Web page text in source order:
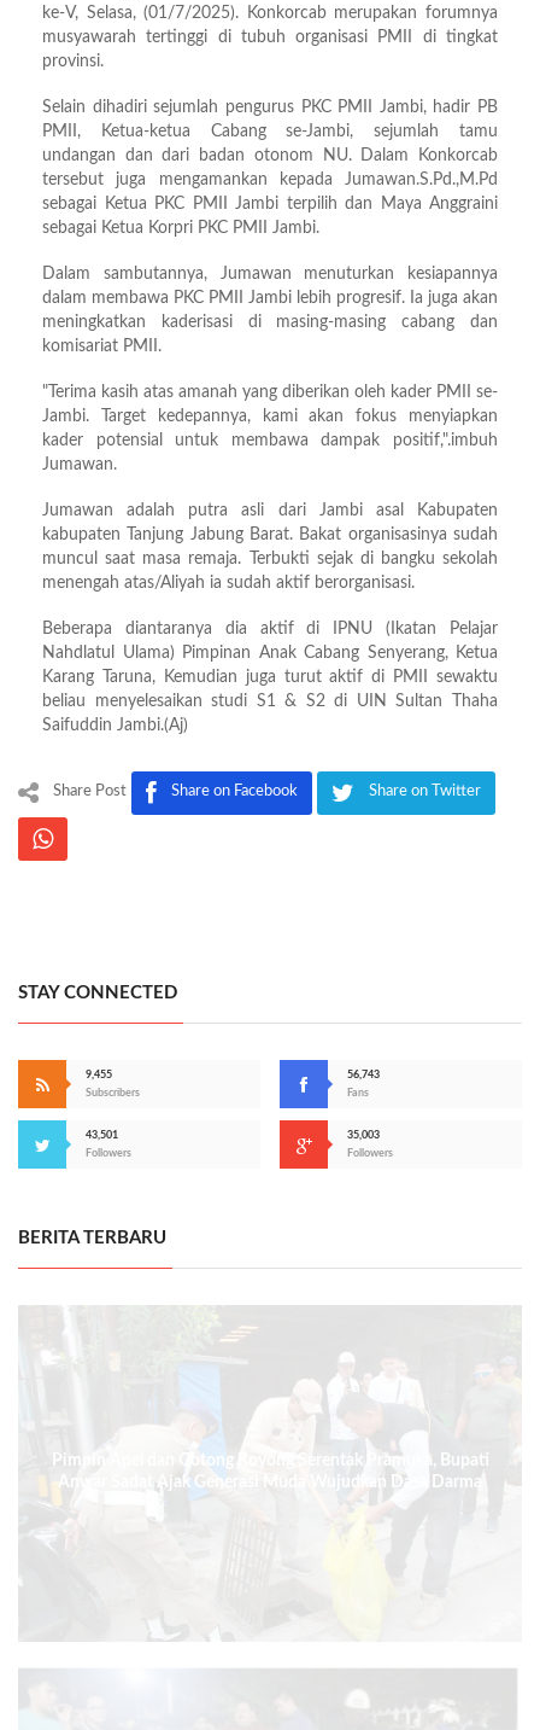
ke-V, Selasa, (01/7/2025). Konkorcab merupakan forumnya
musyawarah tertinggi di tubuh organisasi PMII di tingkat
provinsi.
Selain dihadiri sejumlah pengurus PKC PMII Jambi, hadir PB
PMII, Ketua-ketua Cabang se-Jambi, sejumlah tamu
undangan dan dari badan otonom NU. Dalam Konkorcab
tersebut juga mengamankan kepada Jumawan.S.Pd.,M.Pd
sebagai Ketua PKC PMII Jambi terpilih dan Maya Anggraini
sebagai Ketua Korpri PKC PMII Jambi.
Dalam sambutannya, Jumawan menuturkan kesiapannya
dalam membawa PKC PMII Jambi lebih progresif. Ia juga akan
meningkatkan kaderisasi di masing-masing cabang dan
komisariat PMII.
"Terima kasih atas amanah yang diberikan oleh kader PMII se-
Jambi. Target kedepannya, kami akan fokus menyiapkan
kader potensial untuk membawa dampak positif,".imbuh
Jumawan.
Jumawan adalah putra asli dari Jambi asal Kabupaten
kabupaten Tanjung Jabung Barat. Bakat organisasinya sudah
muncul saat masa remaja. Terbukti sejak di bangku sekolah
menengah atas/Aliyah ia sudah aktif berorganisasi.
Beberapa diantaranya dia aktif di IPNU (Ikatan Pelajar
Nahdlatul Ulama) Pimpinan Anak Cabang Senyerang, Ketua
Karang Taruna, Kemudian juga turut aktif di PMII sewaktu
beliau menyelesaikan studi S1 & S2 di UIN Sultan Thaha
Saifuddin Jambi.(Aj)
Share Post Share on Facebook Share on Twitter
STAY CONNECTED
9,455
Subscribers
56,743
Fans
43,501
Followers
35,003
Followers
BERITA TERBARU
Pimpin Apel dan Gotong Royong Serentak Pramuka, Bupati
Anwar Sadat Ajak Generasi Muda Wujudkan Dasa Darma
Melalui Aksi Nyata Peduli Lingkungan